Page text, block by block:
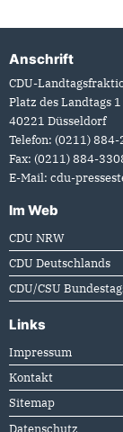
Fußbereich
Anschrift
CDU-
Platz des Landtags 1
40221 Düsseldorf
Telefon: (0211) 884-
Fax: (0211) 884-
E-Mail: cdu-
Im Web
CDU NRW
CDU Deutschlands
CDU/CSU
Links
Impressum
Kontakt
Sitemap
Datenschutz